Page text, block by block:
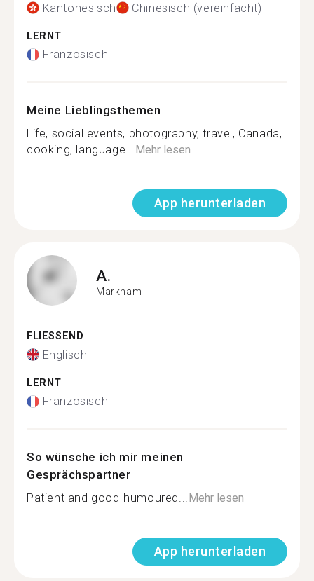
Kantonesisch Chinesisch (vereinfacht)
LERNT
Französisch
Meine Lieblingsthemen
Life, social events, photography, travel, Canada,
cooking, language...Mehr lesen
App herunterladen
A.
Markham
FLIESSEND
Englisch
LERNT
Französisch
So wünsche ich mir meinen
Gesprächspartner
Patient and good-humoured...Mehr lesen
App herunterladen